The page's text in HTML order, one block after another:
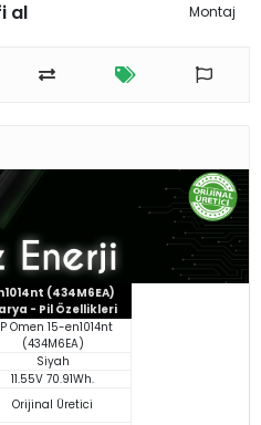
al Montaj
(434M6EA)
- Pil Özellikleri
Omen 15-en1014nt
(434M6EA)
Siyah
11.55V 70.91Wh.
Orijinal Üretici